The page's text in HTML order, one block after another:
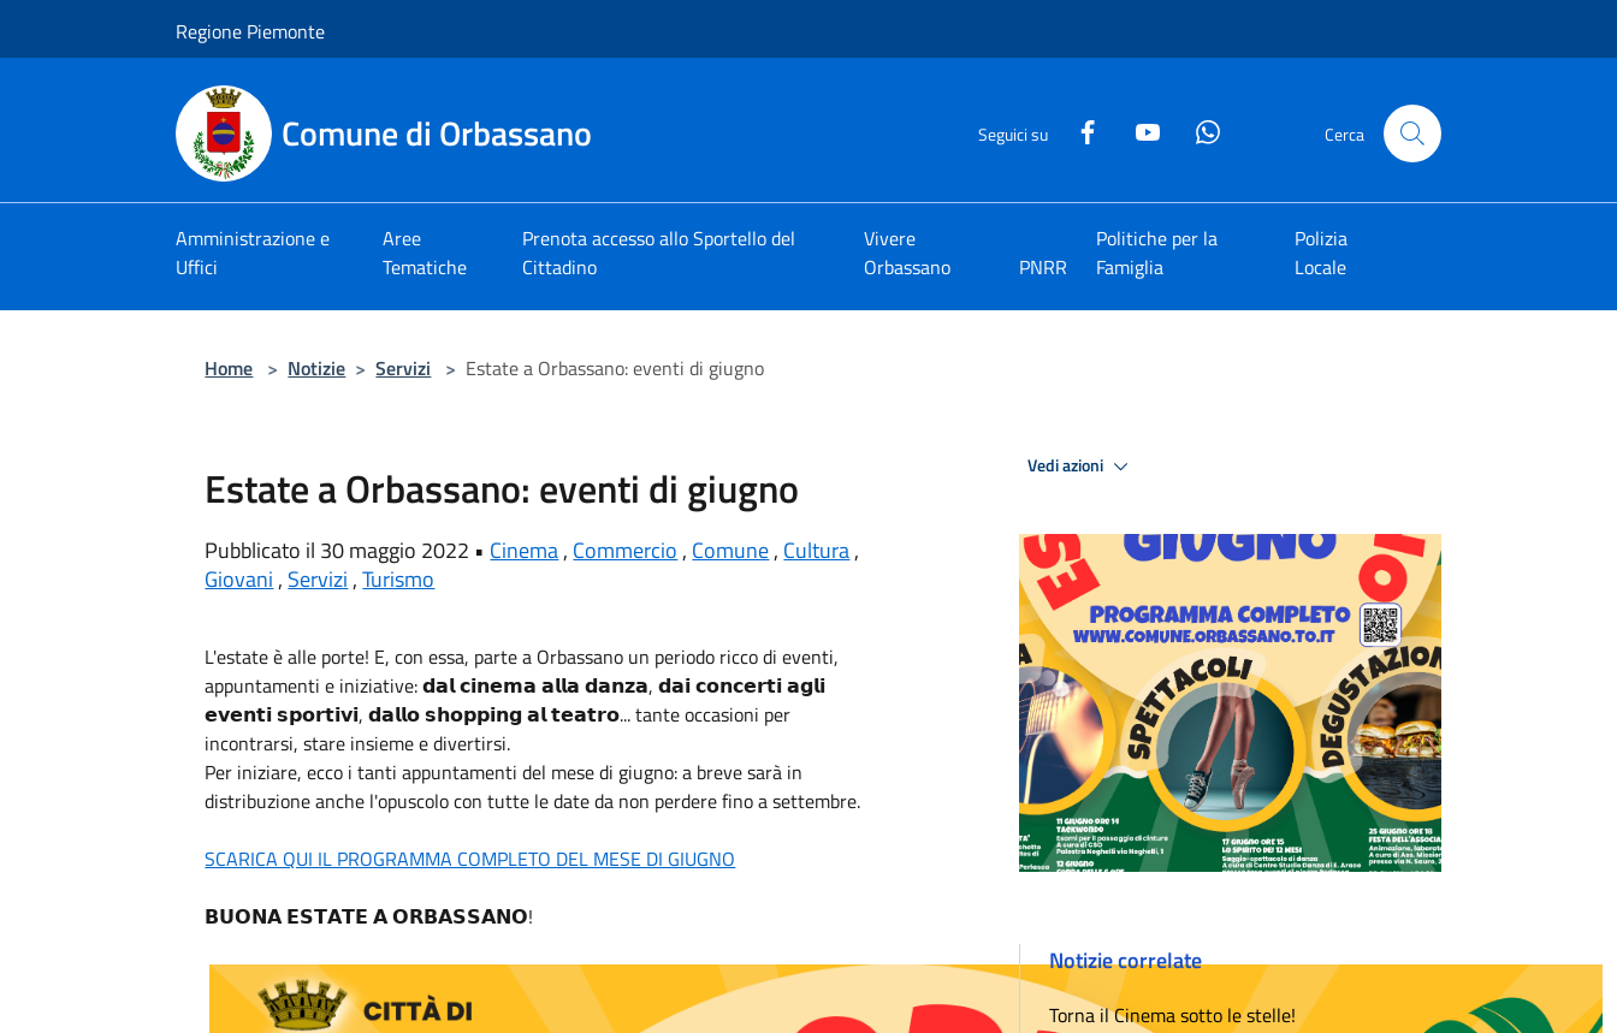
Regione Piemonte
Comune di Orbassano Seguici su Cerca
Amministrazione e
Uffici
Aree
Tematiche
Prenota accesso allo Sportello del
Cittadino
Vivere
Orbassano
PNRR
Politiche per la
Famiglia
Polizia
Locale
Home > Notizie > Servizi > Estate a Orbassano: eventi di giugno
Estate a Orbassano: eventi di giugno
Pubblicato il 30 maggio 2022 • Cinema, Commercio , Comune, Cultura,
Giovani , Servizi ,Turismo
L'estate è alle porte! E, con essa, parte a Orbassano un periodo ricco di eventi,
appuntamenti e iniziative: 𝗱𝗮𝗹 𝗰𝗶𝗻𝗲𝗺𝗮 𝗮𝗹𝗹𝗮 𝗱𝗮𝗻𝘇𝗮, 𝗱𝗮𝗶 𝗰𝗼𝗻𝗰𝗲𝗿𝘁𝗶 𝗮𝗴𝗹𝗶
𝗲𝘃𝗲𝗻𝘁𝗶 𝘀𝗽𝗼𝗿𝘁𝗶𝘃𝗶, 𝗱𝗮𝗹𝗹𝗼 𝘀𝗵𝗼𝗽𝗽𝗶𝗻𝗴 𝗮𝗹 𝘁𝗲𝗮𝘁𝗿𝗼... tante occasioni per
incontrarsi, stare insieme e divertirsi.
Per iniziare, ecco i tanti appuntamenti del mese di giugno: a breve sarà in
distribuzione anche l'opuscolo con tutte le date da non perdere fino a settembre.
SCARICA QUI IL PROGRAMMA COMPLETO DEL MESE DI GIUGNO
𝗕𝗨𝗢𝗡𝗔 𝗘𝗦𝗧𝗔𝗧𝗘 𝗔 𝗢𝗥𝗕𝗔𝗦𝗦𝗔𝗡𝗢!
Vedi azioni
Notizie correlate
Torna il Cinema sotto le stelle!